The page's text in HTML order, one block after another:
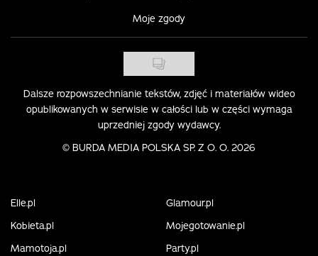
Moje zgody
Dalsze rozpowszechnianie tekstów, zdjęć i materiałów wideo
opublikowanych w serwisie w całości lub w części wymaga
uprzedniej zgody wydawcy.
© BURDA MEDIA POLSKA SP. Z O. O. 2026
Elle.pl
Glamour.pl
Kobieta.pl
Mojegotowanie.pl
Mamotoja.pl
Party.pl